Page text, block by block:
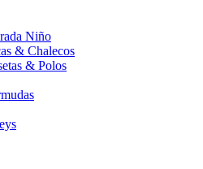
Niño
& Chalecos
& Polos